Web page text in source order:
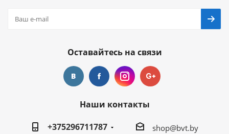
Оставайтесь на связи
Наши контакты
+375296711787
shop@bvt.by